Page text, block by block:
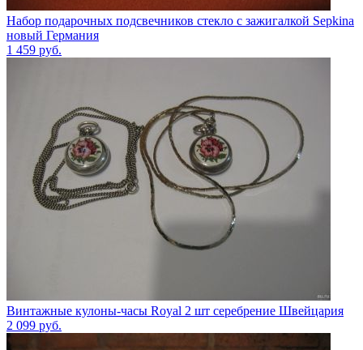
Набор подарочных подсвечников стекло с зажигалкой Sepkina
новый Германия
1 459 руб.
Винтажные кулоны-часы Royal 2 шт серебрение Швейцария
2 099 руб.